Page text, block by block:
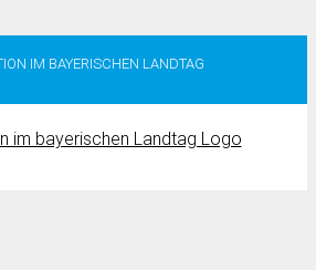
IM BAYERISCHEN LANDTAG